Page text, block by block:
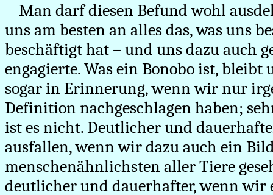
Man darf diesen Befund wohl
uns am besten an alles das, was uns
beschäftigt hat – und uns dazu auch
engagierte. Was ein Bonobo ist, bleibt
sogar in Erinnerung, wenn wir nur
Definition nachgeschlagen haben;
ist es nicht. Deutlicher und
ausfallen, wenn wir dazu auch ein
menschenähnlichsten aller Tiere
deutlicher und dauerhafter, wenn wir